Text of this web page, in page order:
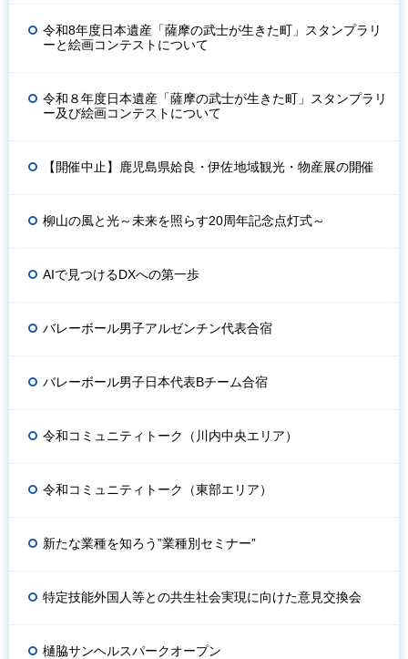
令和8年度日本遺産「薩摩の武士が生きた町」スタンプラリ
ーと絵画コンテストについて
令和８年度日本遺産「薩摩の武士が生きた町」スタンプラリ
ー及び絵画コンテストについて
【開催中止】鹿児島県姶良・伊佐地域観光・物産展の開催
柳山の風と光～未来を照らす20周年記念点灯式～
AIで見つけるDXへの第一歩
バレーボール男子アルゼンチン代表合宿
バレーボール男子日本代表Bチーム合宿
令和コミュニティトーク（川内中央エリア）
令和コミュニティトーク（東部エリア）
新たな業種を知ろう”業種別セミナー”
特定技能外国人等との共生社会実現に向けた意見交換会
樋脇サンヘルスパークオープン